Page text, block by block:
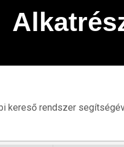
kereső rendszer